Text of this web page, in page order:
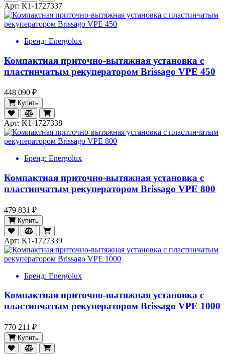
Арт: K1-1727337
Бренд: Energolux
Компактная приточно-вытяжная установка с
пластинчатым рекуператором Brissago VPE 450
448 090 ₽
Купить
Арт: K1-1727338
Бренд: Energolux
Компактная приточно-вытяжная установка с
пластинчатым рекуператором Brissago VPE 800
479 831 ₽
Купить
Арт: K1-1727339
Бренд: Energolux
Компактная приточно-вытяжная установка с
пластинчатым рекуператором Brissago VPE 1000
770 211 ₽
Купить